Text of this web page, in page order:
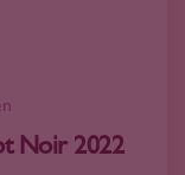
Noir 2022